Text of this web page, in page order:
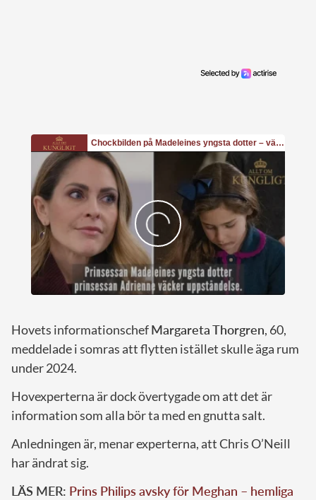
Hovets informationschefMargareta Thorgren, 60,
meddelade i somras att flytten istället skulle äga rum
under 2024.
Hovexperterna är dock övertygade om att det är
information som alla bör ta med en gnutta salt.
Anledningen är, menar experterna, att Chris O’Neill
har ändrat sig.
LÄS MER: Prins Philips avsky för Meghan – hemliga